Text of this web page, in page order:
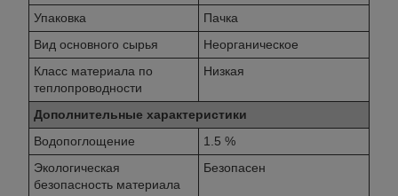
Упаковка
Пачка
Вид основного сырья
Неорганическое
Класс материала по
теплопроводности
Низкая
Дополнительные характеристики
Водопоглощение
1.5 %
Экологическая
безопасность материала
Безопасен